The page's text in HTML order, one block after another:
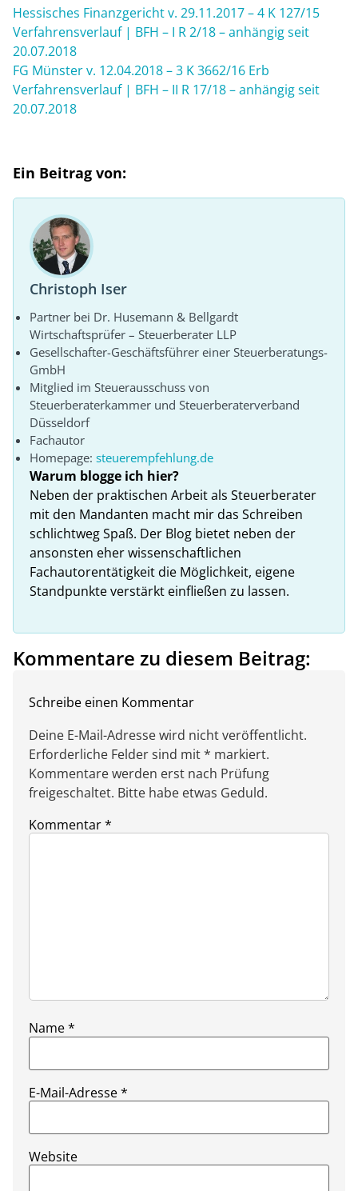
Hessisches Finanzgericht v. 29.11.2017 – 4 K 127/15
Verfahrensverlauf | BFH – I R 2/18 – anhängig seit
20.07.2018
FG Münster v. 12.04.2018 – 3 K 3662/16 Erb
Verfahrensverlauf | BFH – II R 17/18 – anhängig seit
20.07.2018
Ein Beitrag von:
Christoph Iser
Partner bei Dr. Husemann & Bellgardt
Wirtschaftsprüfer – Steuerberater LLP
Gesellschafter-Geschäftsführer einer Steuerberatungs-
GmbH
Mitglied im Steuerausschuss von
Steuerberaterkammer und Steuerberaterverband
Düsseldorf
Fachautor
Homepage: steuerempfehlung.de
Warum blogge ich hier?
Neben der praktischen Arbeit als Steuerberater
mit den Mandanten macht mir das Schreiben
schlichtweg Spaß. Der Blog bietet neben der
ansonsten eher wissenschaftlichen
Fachautorentätigkeit die Möglichkeit, eigene
Standpunkte verstärkt einfließen zu lassen.
Kommentare zu diesem Beitrag:
Schreibe einen Kommentar
Deine E-Mail-Adresse wird nicht veröffentlicht.
Erforderliche Felder sind mit * markiert.
Kommentare werden erst nach Prüfung
freigeschaltet. Bitte habe etwas Geduld.
Kommentar*
Name*
E-Mail-Adresse*
Website